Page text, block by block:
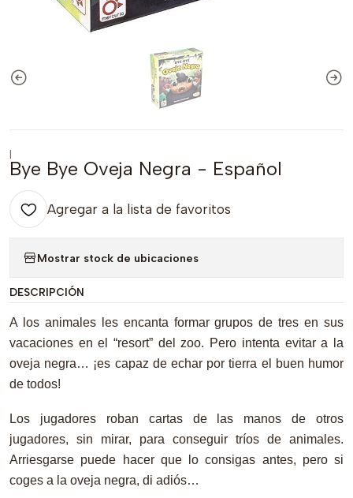
|
Bye Bye Oveja Negra - Español
Agregar a la lista de favoritos
Mostrar stock de ubicaciones
DESCRIPCIÓN
A los animales les encanta formar grupos de tres en sus
vacaciones en el “resort” del zoo. Pero intenta evitar a la
oveja negra… ¡es capaz de echar por tierra el buen humor
de todos!
Los jugadores roban cartas de las manos de otros
jugadores, sin mirar, para conseguir tríos de animales.
Arriesgarse puede hacer que lo consigas antes, pero si
coges a la oveja negra, di adiós…